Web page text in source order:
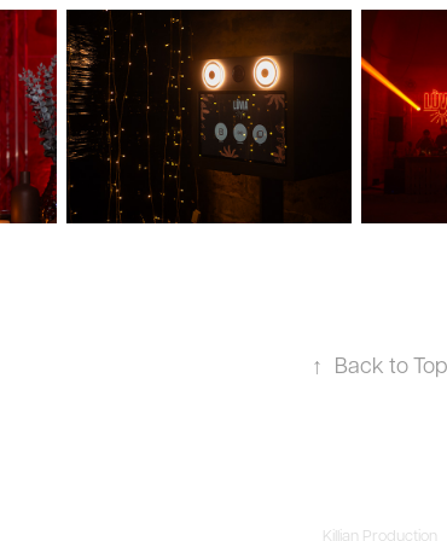
↑ Back to Top
Killian Production